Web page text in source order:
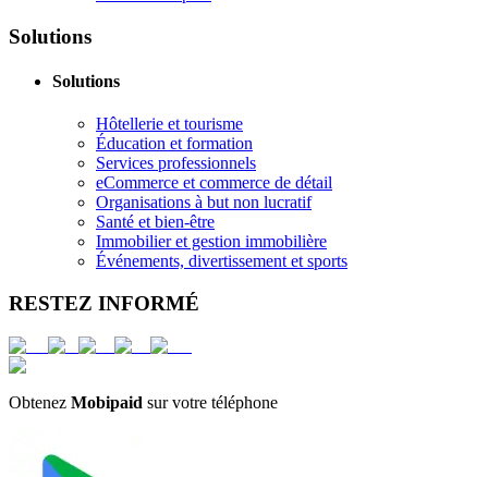
Solutions
Solutions
Hôtellerie et tourisme
Éducation et formation
Services professionnels
eCommerce et commerce de détail
Organisations à but non lucratif
Santé et bien-être
Immobilier et gestion immobilière
Événements, divertissement et sports
RESTEZ INFORMÉ
Obtenez Mobipaid sur votre téléphone